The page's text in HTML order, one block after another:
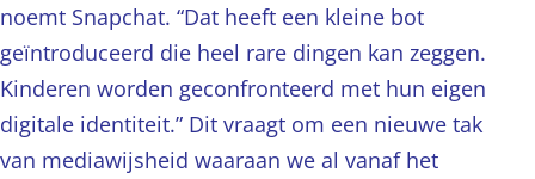
noemt Snapchat. “Dat heeft een kleine bot
geïntroduceerd die heel rare dingen kan zeggen.
Kinderen worden geconfronteerd met hun eigen
digitale identiteit.” Dit vraagt om een nieuwe tak
van mediawijsheid waaraan we al vanaf het